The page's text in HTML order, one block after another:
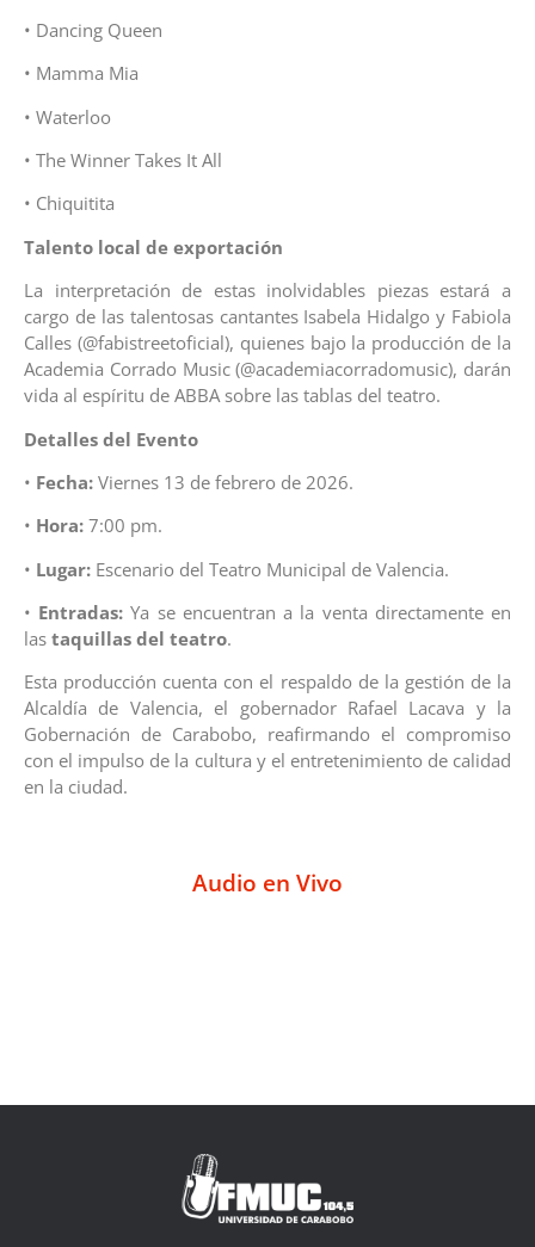
• Dancing Queen
• Mamma Mia
• Waterloo
• The Winner Takes It All
• Chiquitita
Talento local de exportación
La interpretación de estas inolvidables piezas estará a
cargo de las talentosas cantantes Isabela Hidalgo y Fabiola
Calles (@fabistreetoficial), quienes bajo la producción de la
Academia Corrado Music (@academiacorradomusic), darán
vida al espíritu de ABBA sobre las tablas del teatro.
Detalles del Evento
• Fecha: Viernes 13 de febrero de 2026.
• Hora: 7:00 pm.
• Lugar: Escenario del Teatro Municipal de Valencia.
• Entradas: Ya se encuentran a la venta directamente en
las taquillas del teatro.
Esta producción cuenta con el respaldo de la gestión de la
Alcaldía de Valencia, el gobernador Rafael Lacava y la
Gobernación de Carabobo, reafirmando el compromiso
con el impulso de la cultura y el entretenimiento de calidad
en la ciudad.
Audio en Vivo